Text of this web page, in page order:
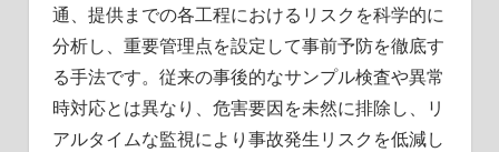
通、提供までの各工程におけるリスクを科学的に
分析し、重要管理点を設定して事前予防を徹底す
る手法です。従来の事後的なサンプル検査や異常
時対応とは異なり、危害要因を未然に排除し、リ
アルタイムな監視により事故発生リスクを低減し